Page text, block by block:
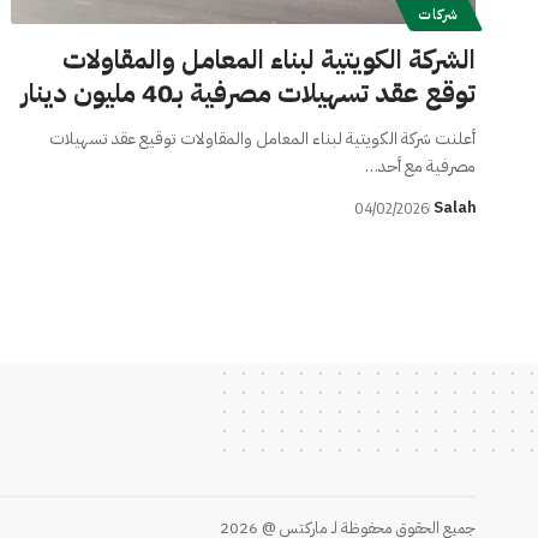
شركات
الشركة الكويتية لبناء المعامل والمقاولات
توقع عقد تسهيلات مصرفية بـ40 مليون دينار
أعلنت شركة الكويتية لبناء المعامل والمقاولات توقيع عقد تسهيلات
مصرفية مع أحد…
Salah
04/02/2026
جميع الحقوق محفوظة لـ ماركتس @ 2026